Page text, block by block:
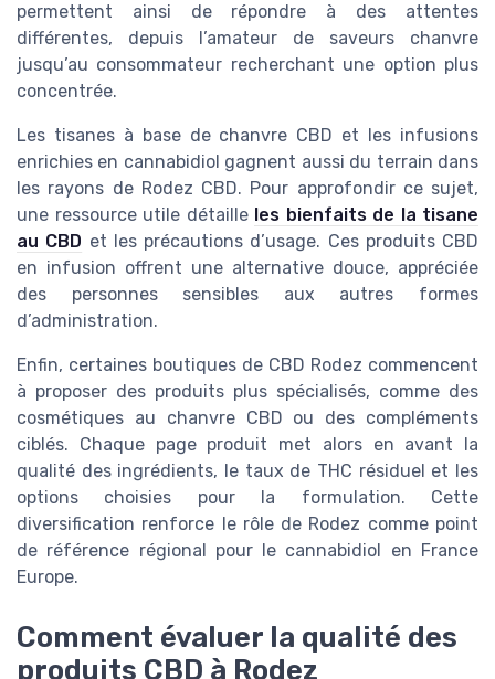
permettent ainsi de répondre à des attentes
différentes, depuis l’amateur de saveurs chanvre
jusqu’au consommateur recherchant une option plus
concentrée.
Les tisanes à base de chanvre CBD et les infusions
enrichies en cannabidiol gagnent aussi du terrain dans
les rayons de Rodez CBD. Pour approfondir ce sujet,
une ressource utile détaille les bienfaits de la tisane
au CBD et les précautions d’usage. Ces produits CBD
en infusion offrent une alternative douce, appréciée
des personnes sensibles aux autres formes
d’administration.
Enfin, certaines boutiques de CBD Rodez commencent
à proposer des produits plus spécialisés, comme des
cosmétiques au chanvre CBD ou des compléments
ciblés. Chaque page produit met alors en avant la
qualité des ingrédients, le taux de THC résiduel et les
options choisies pour la formulation. Cette
diversification renforce le rôle de Rodez comme point
de référence régional pour le cannabidiol en France
Europe.
Comment évaluer la qualité des
produits CBD à Rodez